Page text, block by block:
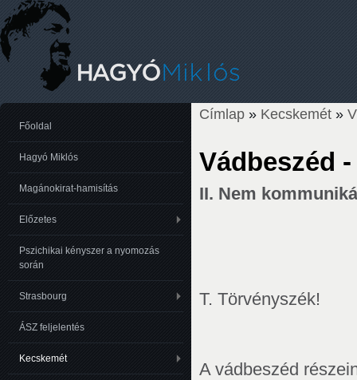
Címlap » Kecskemét »
Vádbeszéd
II. Nem
T. Törvényszék!
A vádbeszéd
Főoldal
Hagyó Miklós
Magánokirat-hamisítás
Előzetes
Pszichikai kényszer a nyomozás
során
Strasbourg
ÁSZ feljelentés
Kecskemét